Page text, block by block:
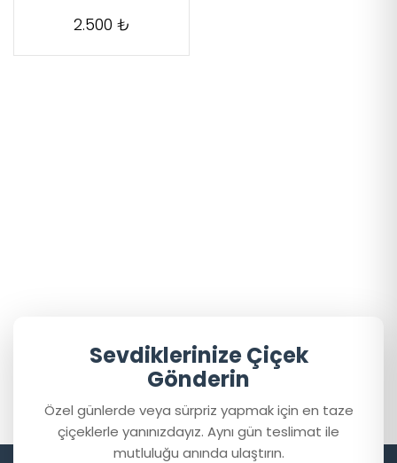
2.500 ₺
Sevdiklerinize Çiçek
Gönderin
Özel günlerde veya sürpriz yapmak için en taze
çiçeklerle yanınızdayız. Aynı gün teslimat ile
mutluluğu anında ulaştırın.